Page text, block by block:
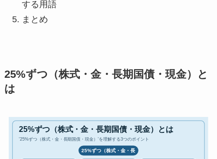
する用語
まとめ
25%ずつ（株式・金・長期国債・現金）と
は